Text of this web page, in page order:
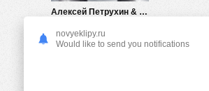
Алексей Петрухин & Сергей Волчков — Два крыла
novyeklipy.ru
Would like to send you notifications